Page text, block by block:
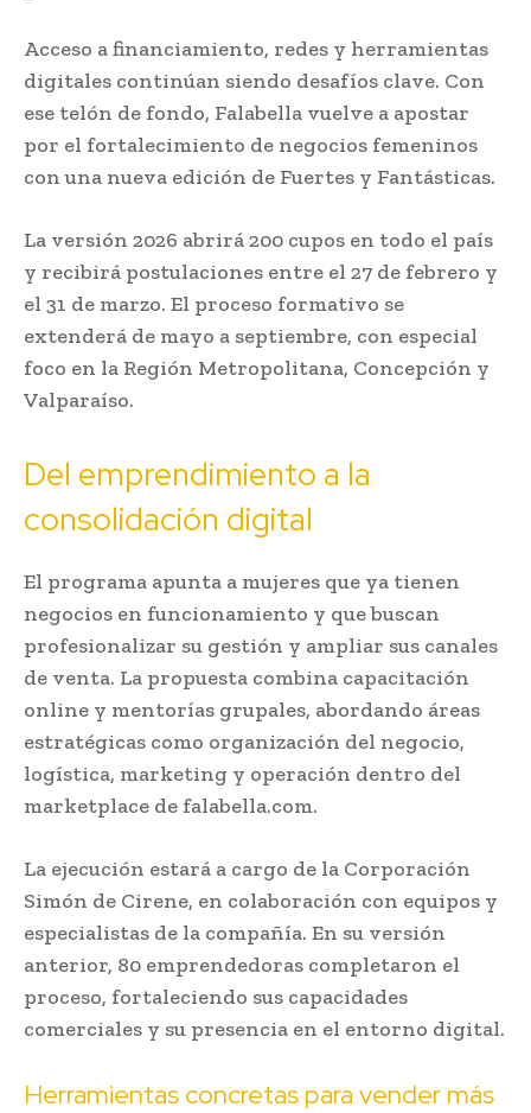
Acceso a financiamiento, redes y herramientas
digitales continúan siendo desafíos clave. Con
ese telón de fondo, Falabella vuelve a apostar
por el fortalecimiento de negocios femeninos
con una nueva edición de Fuertes y Fantásticas.
La versión 2026 abrirá 200 cupos en todo el país
y recibirá postulaciones entre el 27 de febrero y
el 31 de marzo. El proceso formativo se
extenderá de mayo a septiembre, con especial
foco en la Región Metropolitana, Concepción y
Valparaíso.
Del emprendimiento a la
consolidación digital
El programa apunta a mujeres que ya tienen
negocios en funcionamiento y que buscan
profesionalizar su gestión y ampliar sus canales
de venta. La propuesta combina capacitación
online y mentorías grupales, abordando áreas
estratégicas como organización del negocio,
logística, marketing y operación dentro del
marketplace de falabella.com.
La ejecución estará a cargo de la Corporación
Simón de Cirene, en colaboración con equipos y
especialistas de la compañía. En su versión
anterior, 80 emprendedoras completaron el
proceso, fortaleciendo sus capacidades
comerciales y su presencia en el entorno digital.
Herramientas concretas para vender más